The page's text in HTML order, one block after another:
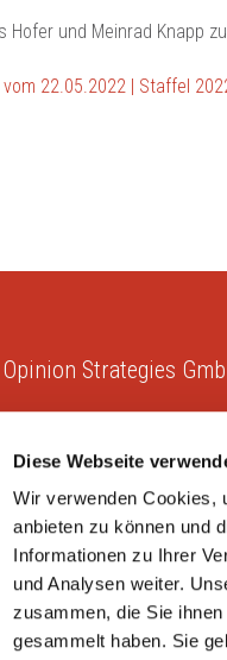
Diese Webseite
Wir verwenden Cookies,
anbieten zu können und
Informationen zu Ihrer
und Analysen weiter.
zusammen, die Sie
gesammelt haben. Sie
Hofer und Meinrad Knapp
22.05.2022 | Staffel
Strategies
für Politik, Wirtschaft
Hajek Public Opinion